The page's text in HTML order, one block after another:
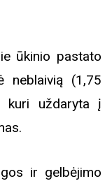
ūkinio pastato
neblaivią (1,75
kuri uždaryta į
ir gelbėjimo